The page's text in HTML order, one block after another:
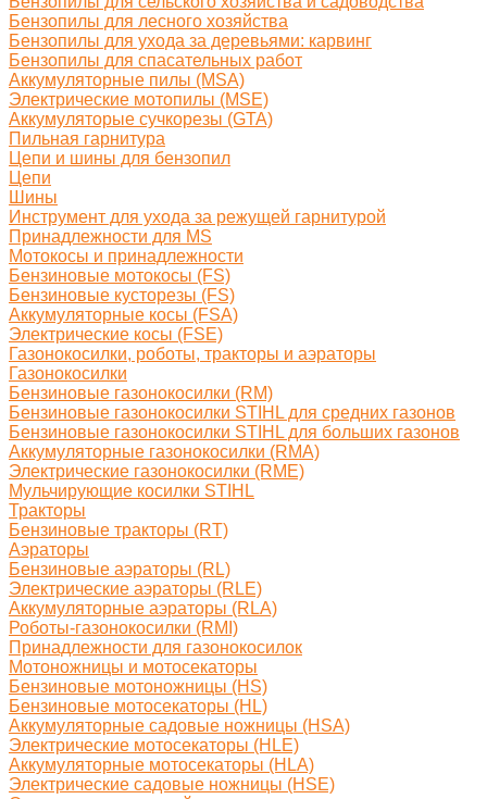
Бензопилы для лесного хозяйства
Бензопилы для ухода за деревьями: карвинг
Бензопилы для спасательных работ
Аккумуляторные пилы (MSA)
Электрические мотопилы (MSE)
Аккумуляторые сучкорезы (GTA)
Пильная гарнитура
Цепи и шины для бензопил
Цепи
Шины
Инструмент для ухода за режущей гарнитурой
Принадлежности для MS
Мотокосы и принадлежности
Бензиновые мотокосы (FS)
Бензиновые кусторезы (FS)
Аккумуляторные косы (FSA)
Электрические косы (FSE)
Газонокосилки, роботы, тракторы и аэраторы
Газонокосилки
Бензиновые газонокосилки (RM)
Бензиновые газонокосилки STIHL для средних газонов
Бензиновые газонокосилки STIHL для больших газонов
Аккумуляторные газонокосилки (RMA)
Электрические газонокосилки (RME)
Мульчирующие косилки STIHL
Тракторы
Бензиновые тракторы (RT)
Аэраторы
Бензиновые аэраторы (RL)
Электрические аэраторы (RLE)
Аккумуляторные аэраторы (RLA)
Роботы-газонокосилки (RMI)
Принадлежности для газонокосилок
Мотоножницы и мотосекаторы
Бензиновые мотоножницы (HS)
Бензиновые мотосекаторы (HL)
Аккумуляторные садовые ножницы (HSA)
Электрические мотосекаторы (HLE)
Аккумуляторные мотосекаторы (HLA)
Электрические садовые ножницы (HSE)